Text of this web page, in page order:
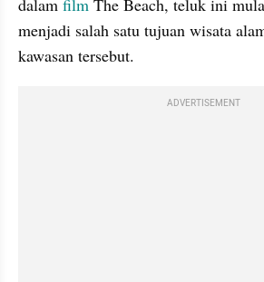
dalam film The Beach, teluk ini
menjadi salah satu tujuan wisata
kawasan tersebut.
ADVERTISEMENT